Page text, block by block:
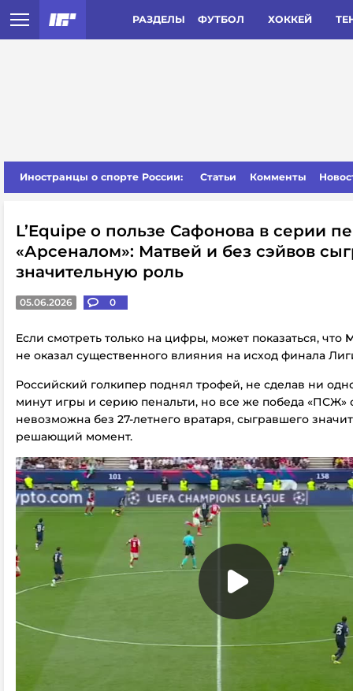
РАЗДЕЛЫ ФУТБОЛ ХОККЕЙ
Иностранцы о спорте России: Статьи Комменты
L’Equipe о пользе Сафонова в серии
«Арсеналом»: Матвей и без сэйвов
значительную роль
05.06.2026 0
Если смотреть только на цифры, может показаться, что
не оказал существенного влияния на исход финала
Российский голкипер поднял трофей, не сделав ни
минут игры и серию пенальти, но все же победа «ПСЖ»
невозможна без 27-летнего вратаря, сыгравшего
решающий момент.